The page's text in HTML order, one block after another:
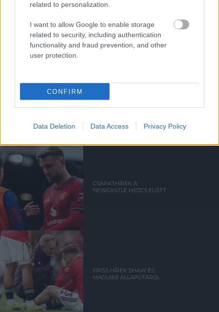
related to personalization.
I want to allow Google to enable storage
related to security, including authentication
functionality and fraud prevention, and other
user protection.
CONFIRM
Data Deletion Data Access Privacy Policy
LUKE SHAW A UNITED EGYIK
CSAPATHÍREK A
NEWCASTLE MECCS ELŐTT
FRISS HÍREK SHAW ÉS
MAGUIRE ÁLLAPOTÁRÓL